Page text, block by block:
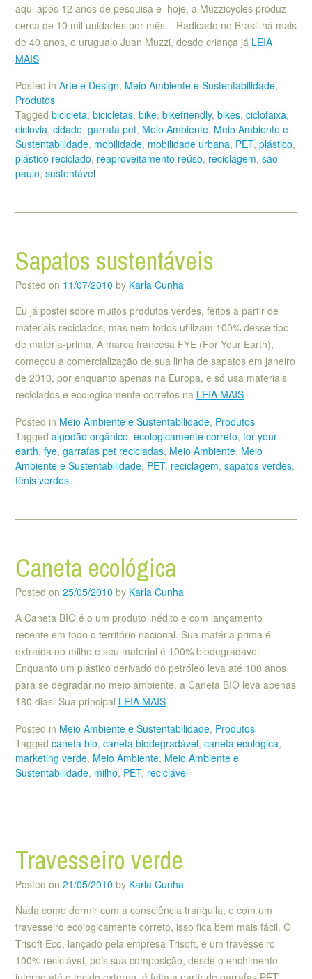
aqui após 12 anos de pesquisa e hoje, a Muzzicycles produz
cerca de 10 mil unidades por mês. Radicado no Brasil há mais
de 40 anos, o uruguaio Juan Muzzi, desde criança já LEIA
MAIS
Posted in Arte e Design, Meio Ambiente e Sustentabilidade,
Produtos
Tagged bicicleta, bicicletas, bike, bikefriendly, bikes, ciclofaixa,
ciclovia, cidade, garrafa pet, Meio Ambiente, Meio Ambiente e
Sustentabilidade, mobilidade, mobilidade urbana, PET, plástico,
plástico reciclado, reaproveitamento reúso, reciclagem, são
paulo, sustentável
Sapatos sustentáveis
Posted on 11/07/2010 by Karla Cunha
Eu já postei sobre muitos produtos verdes, feitos a partir de
materiais reciclados, mas nem todos utilizam 100% desse tipo
de matéria-prima. A marca francesa FYE (For Your Earth),
começou a comercialização de sua linha de sapatos em janeiro
de 2010, por enquanto apenas na Europa, e só usa materiais
reciclados e ecologicamente corretos na LEIA MAIS
Posted in Meio Ambiente e Sustentabilidade, Produtos
Tagged algodão orgânico, ecologicamente correto, for your
earth, fye, garrafas pet recicladas, Meio Ambiente, Meio
Ambiente e Sustentabilidade, PET, reciclagem, sapatos verdes,
tênis verdes
Caneta ecológica
Posted on 25/05/2010 by Karla Cunha
A Caneta BIO é o um produto inédito e com lançamento
recente em todo o território nacional. Sua matéria prima é
extraída no milho e seu material é 100% biodegradável.
Enquanto um plástico derivado do petróleo leva até 100 anos
para se degradar no meio ambiente, a Caneta BIO leva apenas
180 dias. Sua principal LEIA MAIS
Posted in Meio Ambiente e Sustentabilidade, Produtos
Tagged caneta bio, caneta biodegradável, caneta ecológica,
marketing verde, Meio Ambiente, Meio Ambiente e
Sustentabilidade, milho, PET, reciclável
Travesseiro verde
Posted on 21/05/2010 by Karla Cunha
Nada como dormir com a consciência tranquila, e com um
travesseiro ecologicamente correto, isso fica bem mais fácil. O
Trisoft Eco, lançado pela empresa Trisoft, é um travesseiro
100% reciclável, pois sua composição, desde o enchimento